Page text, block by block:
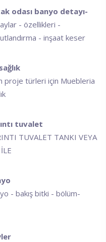
odası banyo detayı-
- özellikleri -
- inşaat keser
proje türleri için Muebleria
tuvalet
TUVALET TANKI VEYA
- bakış bitki - bölüm-